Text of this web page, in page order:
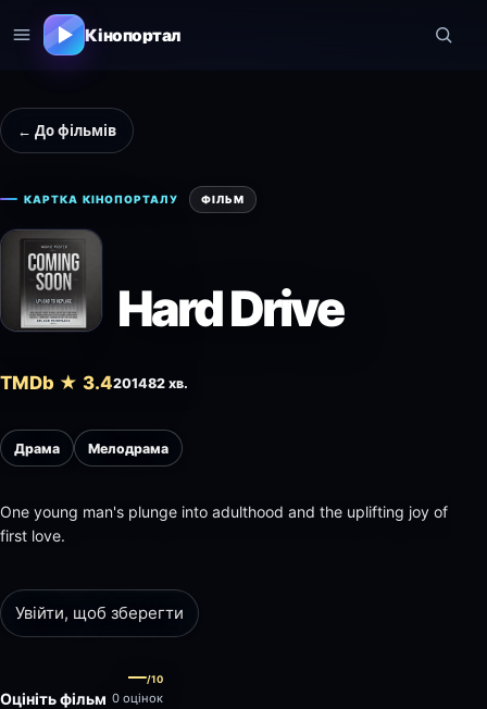
Кінопортал
← До фільмів
КАРТКА КІНОПОРТАЛУ ФІЛЬМ
Hard Drive
TMDb ★ 3.4201482 хв.
Драма Мелодрама
One young man's plunge into adulthood and the uplifting joy of
first love.
Увійти, щоб зберегти
Оцініть фільм
—/10
0 оцінок